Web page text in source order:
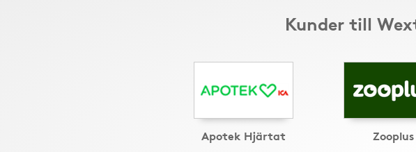
Kunder till
Apotek Hjärtat Zooplus